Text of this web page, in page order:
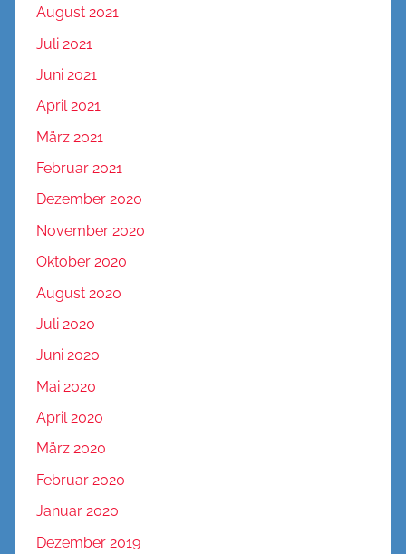
August 2021
Juli 2021
Juni 2021
April 2021
März 2021
Februar 2021
Dezember 2020
November 2020
Oktober 2020
August 2020
Juli 2020
Juni 2020
Mai 2020
April 2020
März 2020
Februar 2020
Januar 2020
Dezember 2019